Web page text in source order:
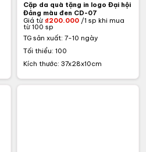
Cặp da quà tặng in logo Đại hội
Đảng màu đen CD-07
Giá từ ₫200.000/1 sp khi mua
từ 100 sp
TG sản xuất: 7-10 ngày
Tối thiểu: 100
Kích thước: 37x28x10cm